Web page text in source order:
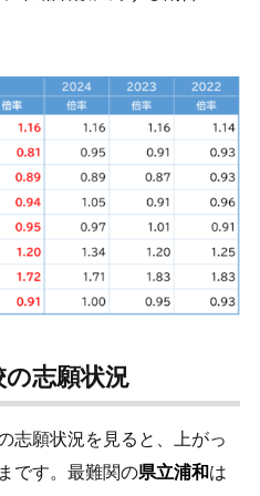
志願状況
志願状況を見ると、上がっ
です。最難関の県立浦和は